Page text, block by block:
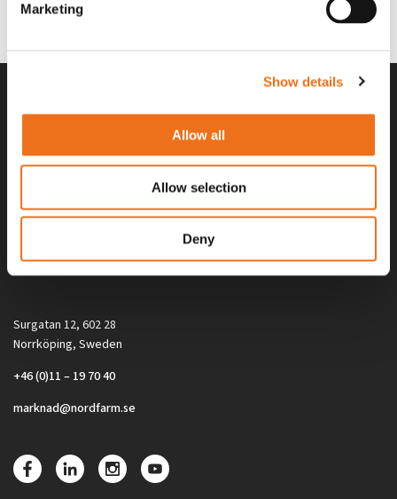
Marketing
Show details
Allow all
Allow selection
Deny
Alla priser på tillbehör och tillval gäller vid köp av ny maskin. Priserna
gäller inte vid köp av enskild produkt, till exempel
Surgatan 12, 602 28
Norrköping, Sweden
+46 (0)11 – 19 70 40
marknad@nordfarm.se